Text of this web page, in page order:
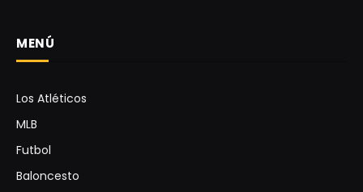
MENÚ
Los Atléticos
MLB
Futbol
Baloncesto